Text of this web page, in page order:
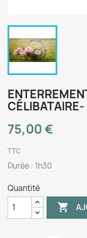
CÉLIBATAIRE-
75,00 €
TTC
Durée : 1h30
Quantité
